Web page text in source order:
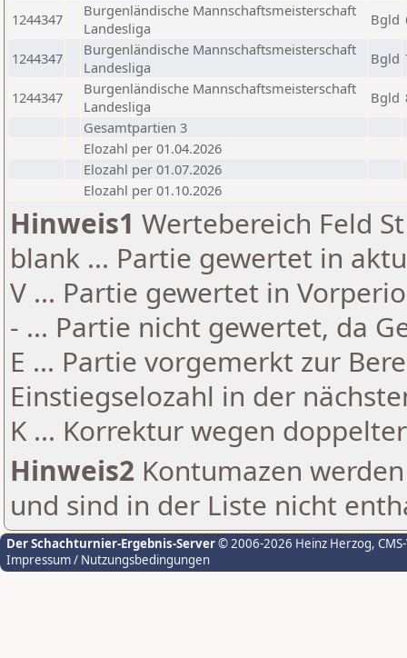
1244347
Burgenländische Mannschaftsmeisterschaft
Landesliga
Bgld
1244347
Burgenländische Mannschaftsmeisterschaft
Landesliga
Bgld
1244347
Burgenländische Mannschaftsmeisterschaft
Landesliga
Bgld
Gesamtpartien 3
Elozahl per 01.04.2026
Elozahl per 01.07.2026
Elozahl per 01.10.2026
Hinweis1 Wertebereich Feld
blank ... Partie gewertet in
V ... Partie gewertet in
- ... Partie nicht gewertet, da
E ... Partie vorgemerkt zur
Einstiegselozahl in der
K ... Korrektur wegen
Hinweis2 Kontumazen
und sind in der Liste nicht
Der Schachturnier-Ergebnis-Server© 2006-2026 Heinz Herzog,
Impressum / Nutzungsbedingungen